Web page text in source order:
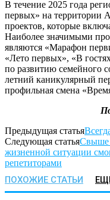
В течение 2025 года
первых» на территории
проектов, которые
Наиболее значимыми
являются «Марафон
«Лето первых», «В
по развитию семейного
летний каникулярный
профильная смена
Предыдущая статья
Следующая статьяСвыше
жизненной ситуации
репетиторами
ПОХОЖИЕ СТАТЬИ